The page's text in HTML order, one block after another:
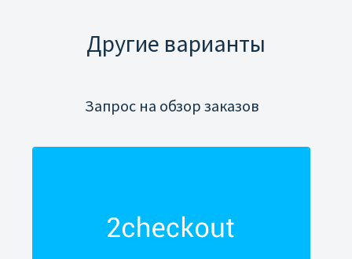
Другие варианты
Запрос на обзор заказов